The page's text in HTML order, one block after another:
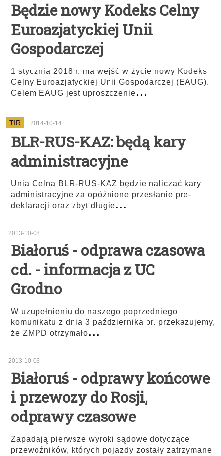
Będzie nowy Kodeks Celny
Euroazjatyckiej Unii
Gospodarczej
1 stycznia 2018 r. ma wejść w życie nowy Kodeks
Celny Euroazjatyckiej Unii Gospodarczej (EAUG).
Celem EAUG jest uproszczenie...
TIR 2014-10-14
BLR-RUS-KAZ: będą kary
administracyjne
Unia Celna BLR-RUS-KAZ będzie naliczać kary
administracyjne za opóźnione przesłanie pre-
deklaracji oraz zbyt długie...
2013-10-08
Białoruś - odprawa czasowa
cd. - informacja z UC
Grodno
W uzupełnieniu do naszego poprzedniego
komunikatu z dnia 3 października br. przekazujemy,
że ZMPD otrzymało...
2013-10-03
Białoruś - odprawy końcowe
i przewozy do Rosji,
odprawy czasowe
Zapadają pierwsze wyroki sądowe dotyczące
przewoźników, których pojazdy zostały zatrzymane